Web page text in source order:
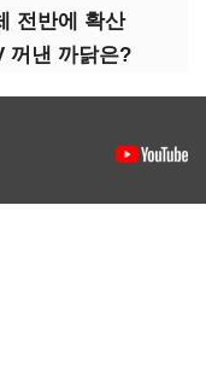
전반에 확산
꺼낸 까닭은?